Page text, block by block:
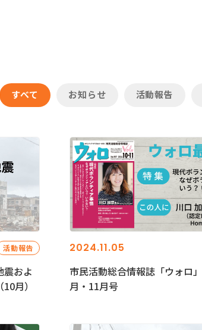
すべて お知らせ 活動報告
活動報告
震およ
月）
2024.11.05
市民活動総合情報誌「ウォロ
月・11月号